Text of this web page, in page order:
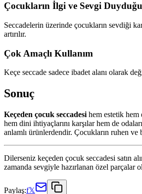
Çocukların İlgi ve Sevgi
Seccadelerin üzerinde çocukların sevdiği
artırılır.
Çok Amaçlı Kullanım
Keçe seccade sadece ibadet alanı olarak
Sonuç
Keçeden çocuk seccadesi hem estetik hem
hem dini ihtiyaçlarını karşılar hem de
anlamlı ürünlerdendir. Çocukların ruhen
Dilerseniz keçeden çocuk seccadesi satın
zamanda sevgiyle hazırlanan özel parçalar
Paylaş:f𝕏